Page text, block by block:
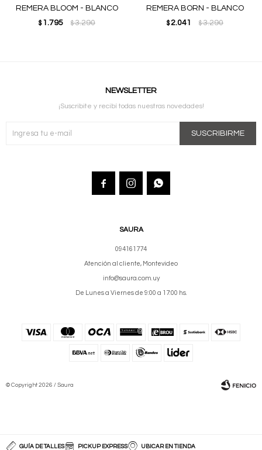
GUÍA DE TALLES PICKUP EXPRESS UBICAR EN TIENDA
REMERA BLOOM - BLANCO
$ 1.795 $3.290
REMERA BORN - BLANCO
$2.041 $3.290
SAURA
094161774
Atención al cliente, Montevideo
info@saura.com.uy
De Lunes a Viernes de 9:00 a 17:00 hs.
NEWSLETTER
¡Suscribite y recibí todas nuestras novedades!
SUSCRIBIRME
  
© Copyright 2026 / Saura